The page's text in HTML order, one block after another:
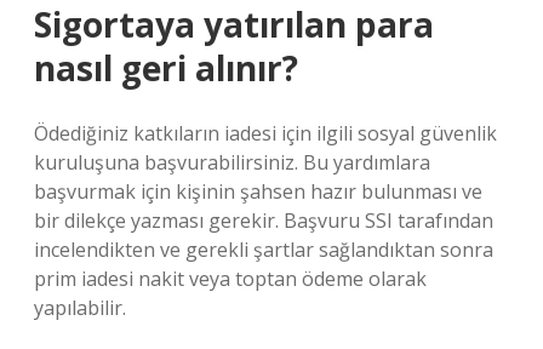
Sigortaya yatırılan para
nasıl geri alınır?
Ödediğiniz katkıların iadesi için ilgili sosyal güvenlik
kuruluşuna başvurabilirsiniz. Bu yardımlara
başvurmak için kişinin şahsen hazır bulunması ve
bir dilekçe yazması gerekir. Başvuru SSI tarafından
incelendikten ve gerekli şartlar sağlandıktan sonra
prim iadesi nakit veya toptan ödeme olarak
yapılabilir.